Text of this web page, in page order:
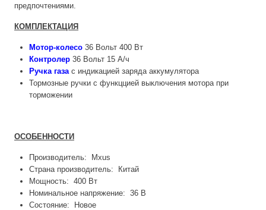
предпочтениями.
КОМПЛЕКТАЦИЯ
Мотор-колесо 36 Вольт 400 Вт
Контролер 36 Вольт 15 А/ч
Ручка газа с индикацией заряда аккумулятора
Тормозные ручки с функццией выключения мотора при
торможении
ОСОБЕННОСТИ
Производитель: Mxus
Страна производитель: Китай
Мощность: 400 Вт
Номинальное напряжение: 36 В
Состояние: Новое